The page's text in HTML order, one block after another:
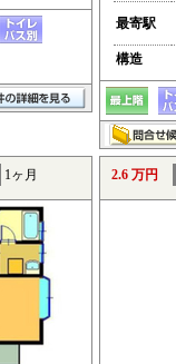
最寄駅
構造
1ヶ月 2.6 万円